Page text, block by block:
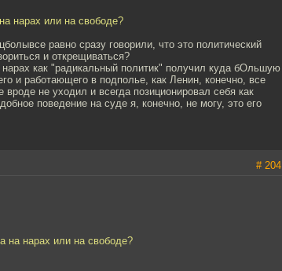
нарах или на свободе?
равно сразу говорили, что это политический
и открещиваться?
как "радикальный политик" получил куда бОльшую
и работающего в подполье, как Ленин, конечно, все
не уходил и всегда позиционировал себя как
поведение на суде я, конечно, не могу, это его
# 204
на нарах или на свободе?